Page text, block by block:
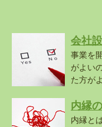
会社
事業を
がよい
た方が
内縁
内縁と